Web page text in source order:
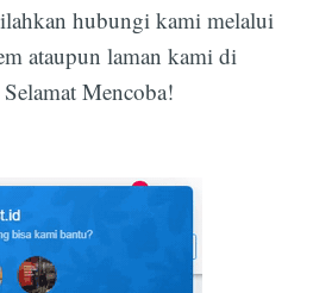
hubungi kami melalui
ataupun laman kami di
Mencoba!